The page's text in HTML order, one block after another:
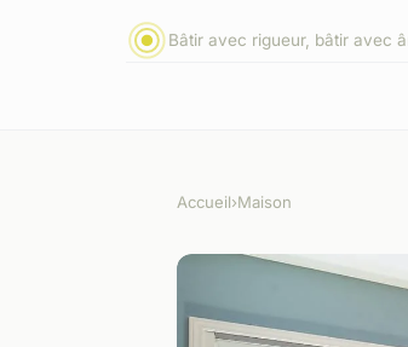
Bâtir avec rigueur, bâtir avec
Accueil›Maison